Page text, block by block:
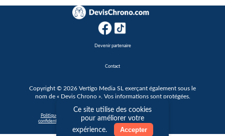
Ce site utilise des cookies
pour améliorer votre
expérience.
Accepter
Devenir partenaire
Contact
Copyright © 2026 Vertigo Media SL exerçant également sous le
nom de « Devis Chrono ». Vos informations sont protégées.
Politique de
confidentialité
Conditions générales
d'utilisation